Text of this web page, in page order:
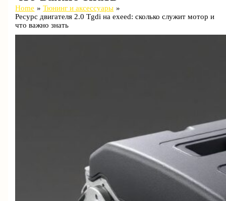
Home
Тюнинг и аксессуары
Ресурс двигателя 2.0 Tgdi на exeed: сколько служит мотор и
что важно знать